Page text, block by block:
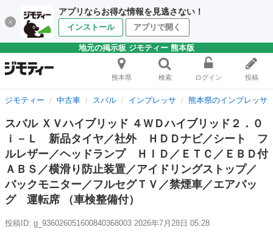
アプリならお得な情報を見逃さない！
インストール アプリで開く
地元の掲示板 ジモティー 熊本版
熊本県 検索 ログイン 投稿
ジモティー 中古車 スバル インプレッサ 熊本県のインプレッサ
スバル ＸＶハイブリッド ４ＷＤハイブリッド２．０
ｉ－Ｌ 新品タイヤ／社外 ＨＤＤナビ／シート フ
ルレザー／ヘッドランプ ＨＩＤ／ＥＴＣ／ＥＢＤ付
ＡＢＳ／横滑り防止装置／アイドリングストップ／
バックモニター／フルセグＴＶ／禁煙車／エアバッ
グ 運転席 （車検整備付）
投稿ID: g_936026051600840368003 2026年7月28日 05:28